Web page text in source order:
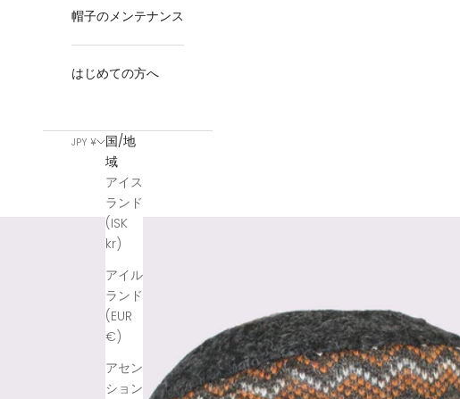
帽子のメンテナンス
はじめての方へ
JPY ¥
国/地
域
アイス
ランド
(ISK
kr)
アイル
ランド
(EUR
€)
アセン
ション